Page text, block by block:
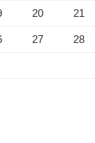
20 21
27 28